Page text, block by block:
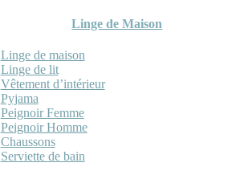
Linge de Maison
Linge de maison
Linge de lit
Vêtement d’intérieur
Pyjama
Peignoir Femme
Peignoir Homme
Chaussons
Serviette de bain